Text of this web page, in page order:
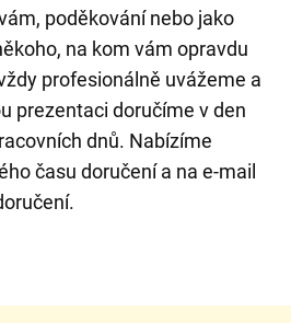
poděkování nebo jako
na kom vám opravdu
profesionálně uvážeme a
prezentaci doručíme v den
dnů. Nabízíme
času doručení a na e-mail